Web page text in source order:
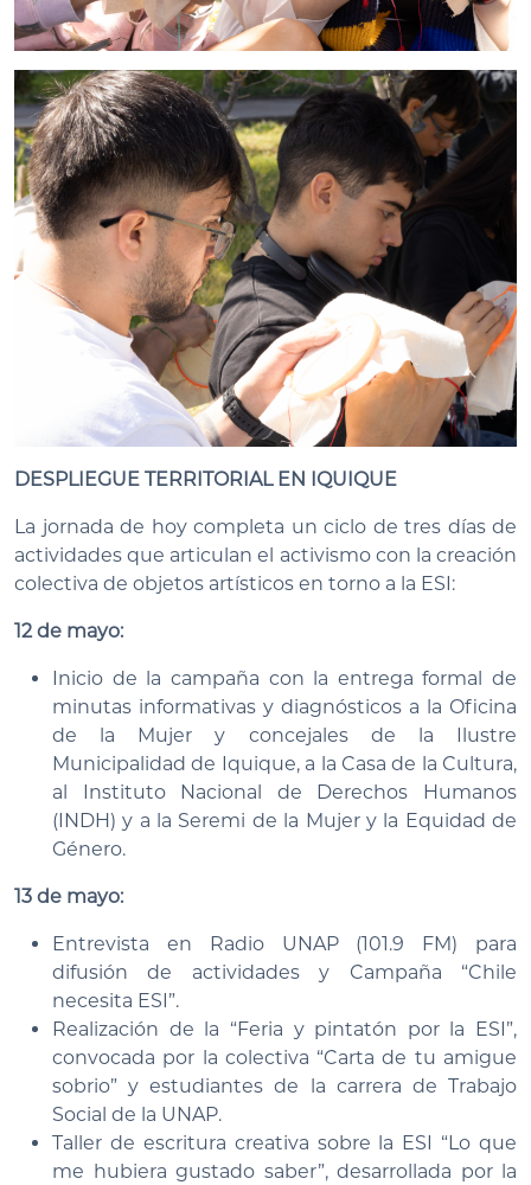
DESPLIEGUE TERRITORIAL EN IQUIQUE
La jornada de hoy completa un ciclo de tres días de
actividades que articulan el activismo con la creación
colectiva de objetos artísticos en torno a la ESI:
12 de mayo:
Inicio de la campaña con la entrega formal de
minutas informativas y diagnósticos a la Oficina
de la Mujer y concejales de la Ilustre
Municipalidad de Iquique, a la Casa de la Cultura,
al Instituto Nacional de Derechos Humanos
(INDH) y a la Seremi de la Mujer y la Equidad de
Género.
13 de mayo:
Entrevista en Radio UNAP (101.9 FM) para
difusión de actividades y Campaña “Chile
necesita ESI”.
Realización de la “Feria y pintatón por la ESI”,
convocada por la colectiva “Carta de tu amigue
sobrio” y estudiantes de la carrera de Trabajo
Social de la UNAP.
Taller de escritura creativa sobre la ESI “Lo que
me hubiera gustado saber”, desarrollada por la